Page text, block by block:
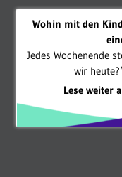
Wohin mit den
Jedes Wochenende
wir
Lese weiter